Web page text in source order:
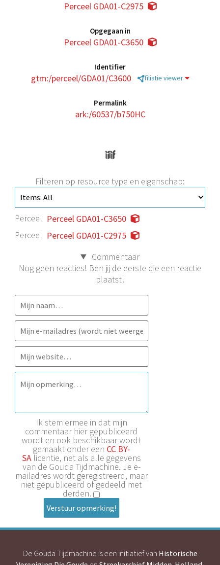
Perceel GDA01-C2975
Opgegaan in
Perceel GDA01-C3650
Identifier
gtm:/perceel/GDA01/C3600 filiatie viewer
Permalink
ark:/60537/b750HC
Filteren op resource type en eigenschap:
Perceel Perceel GDA01-C3650
Perceel Perceel GDA01-C2975
Commentaar
Nog geen reacties! Ben jij de eerste die een reactie
plaatst!
Ik stem ermee in dat mijn
commentaar hier gepubliceerd
wordt en ook beschikbaar wordt
gemaakt onder een CC BY-
SAlicentie, net als alle gegevens
van de Gouda Tijdmachine. Je e-
mailadres wordt geregistreerd, maar
niet gepubliceerd of gedeeld met
derden.
Verstuur opmerking!
De Gouda Tijdmachine is een initiatief van Historische